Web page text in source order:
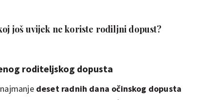
još uvijek ne koriste rodiljni dopust?
roditeljskog dopusta
deset radnih dana očinskog dopusta